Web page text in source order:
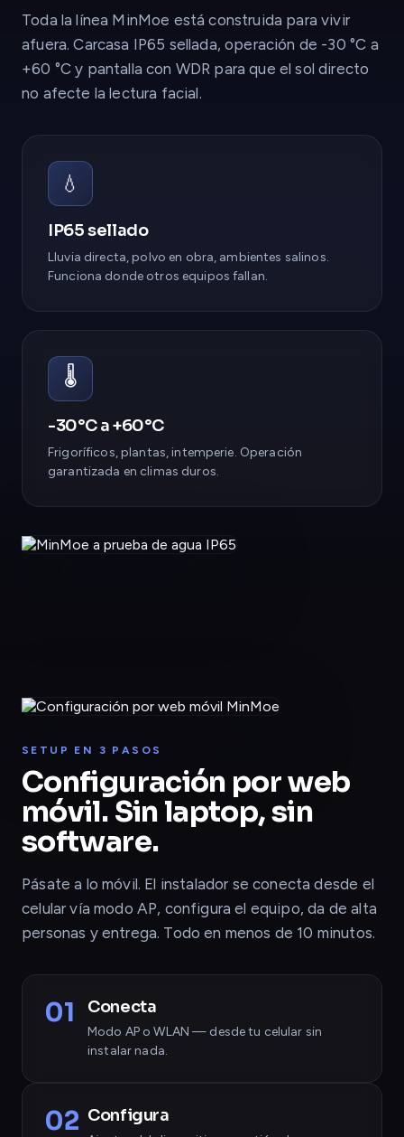
Toda la línea MinMoe está construida para vivir
afuera. Carcasa IP65 sellada, operación de -30 °C a
+60 °C y pantalla con WDR para que el sol directo
no afecte la lectura facial.
💧
IP65 sellado
Lluvia directa, polvo en obra, ambientes salinos.
Funciona donde otros equipos fallan.
🌡️
-30°C a +60°C
Frigoríficos, plantas, intemperie. Operación
garantizada en climas duros.
SETUP EN 3 PASOS
Configuración por web
móvil. Sin laptop, sin
software.
Pásate a lo móvil. El instalador se conecta desde el
celular vía modo AP, configura el equipo, da de alta
personas y entrega. Todo en menos de 10 minutos.
01 Conecta
Modo AP o WLAN — desde tu celular sin
instalar nada.
02 Configura